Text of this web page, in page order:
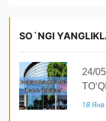
SO`NGI
24/
18